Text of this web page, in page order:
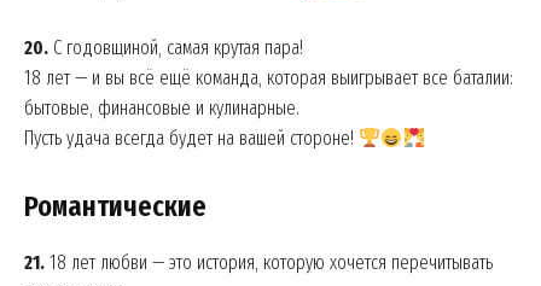
20. С годовщиной, самая крутая пара!
18 лет — и вы всё ещё команда, которая выигрывает все баталии:
бытовые, финансовые и кулинарные.
Пусть удача всегда будет на вашей стороне!
Романтические
21. 18 лет любви — это история, которую хочется перечитывать